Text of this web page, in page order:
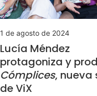
1 de agosto de 2024
Lucía Méndez
protagoniza y
Cómplices, nueva
de ViX